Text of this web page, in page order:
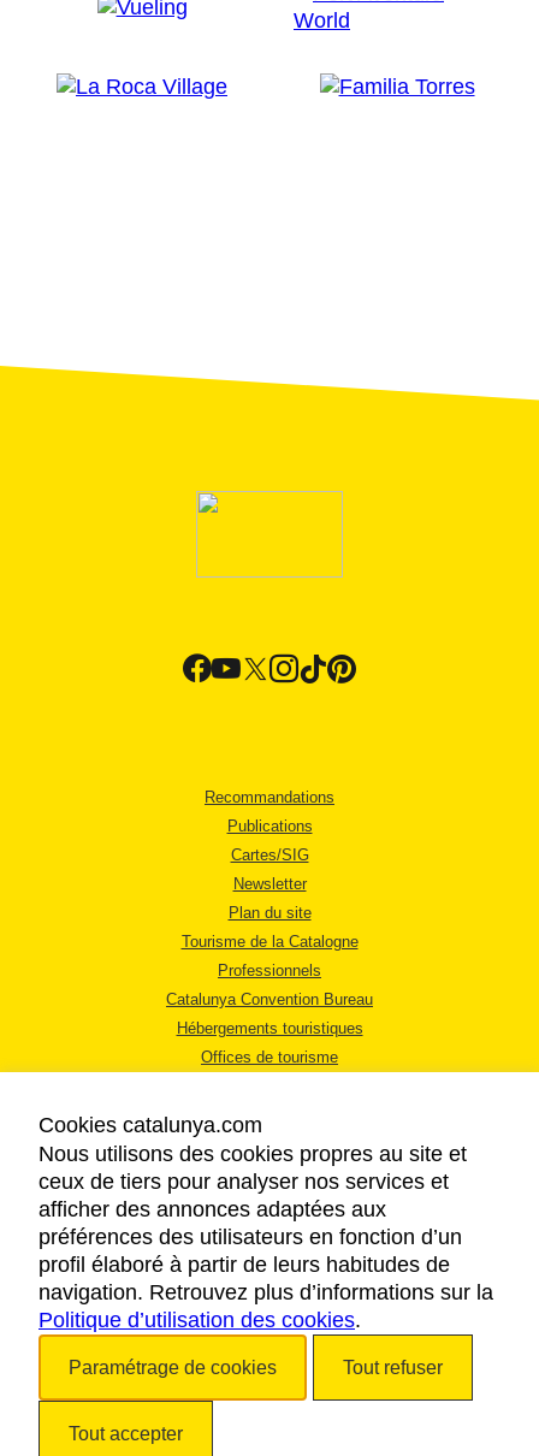
Recommandations
Publications
Cartes/SIG
Newsletter
Plan du site
Tourisme de la Catalogne
Professionnels
Catalunya Convention Bureau
Hébergements touristiques
Offices de tourisme
MENTIONS LÉGALES
RÈGLES DE CONFIDENTIALITÉ
COOKIES
ACCESSIBILITÉ
Cookies catalunya.com
Nous utilisons des cookies propres au site et
ceux de tiers pour analyser nos services et
afficher des annonces adaptées aux
préférences des utilisateurs en fonction d’un
profil élaboré à partir de leurs habitudes de
navigation. Retrouvez plus d’informations sur la
Politique d’utilisation des cookies.
Paramétrage de cookies Tout refuser
Tout accepter